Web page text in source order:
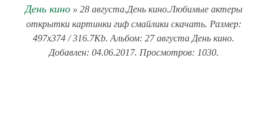
День кино» 28 августа.День кино.Любимые актеры
открытки картинки гиф смайлики скачать. Размер:
497x374 / 316.7Kb. Альбом: 27 августа День кино.
Добавлен: 04.06.2017. Просмотров: 1030.